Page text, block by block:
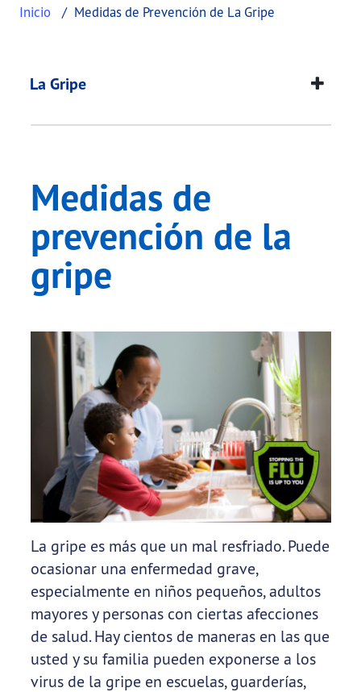
Inicio Medidas de Prevención de La Gripe
Medidas de
This page provides information about Medidas
La Gripe
Medidas de
prevención de la
gripe
La gripe es más que un mal resfriado. Puede
ocasionar una enfermedad grave,
especialmente en niños pequeños, adultos
mayores y personas con ciertas afecciones
de salud. Hay cientos de maneras en las que
usted y su familia pueden exponerse a los
virus de la gripe en escuelas, guarderías,